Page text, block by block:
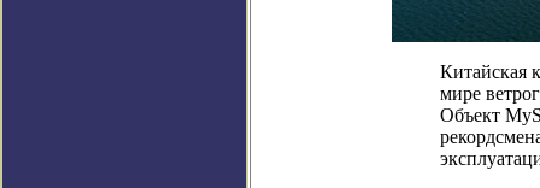
Китайская
мире
Объект